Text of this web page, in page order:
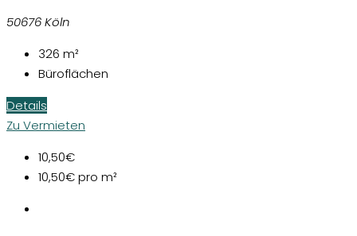
50676 Köln
326 m²
Büroflächen
Details
Zu Vermieten
10,50€
10,50€pro m²